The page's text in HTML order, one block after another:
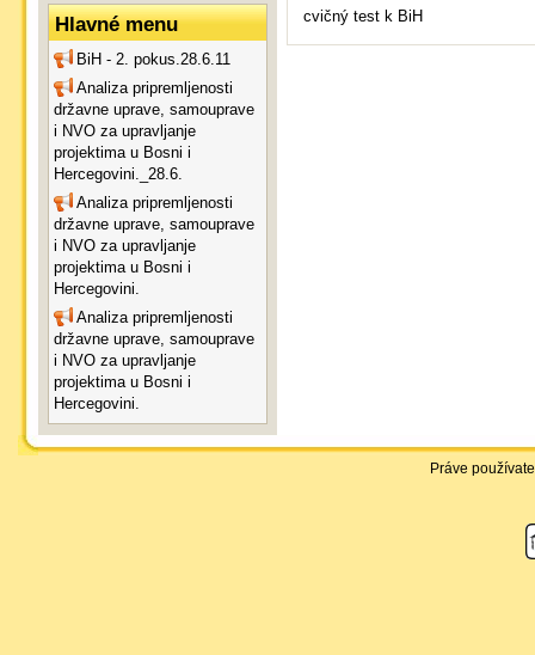
cvičný test k BiH
Hlavné menu
BiH - 2. pokus.28.6.11
Analiza pripremljenosti
državne uprave, samouprave
i NVO za upravljanje
projektima u Bosni i
Hercegovini._28.6.
Analiza pripremljenosti
državne uprave, samouprave
i NVO za upravljanje
projektima u Bosni i
Hercegovini.
Analiza pripremljenosti
državne uprave, samouprave
i NVO za upravljanje
projektima u Bosni i
Hercegovini.
Práve